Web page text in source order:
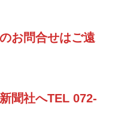
お問合せはご遠
聞社へTEL 072-